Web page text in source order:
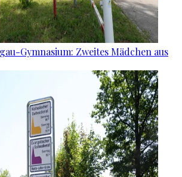
Gymnasium: Zweites Mädchen aus